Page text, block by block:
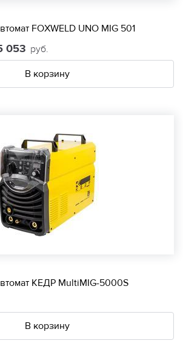
FOXWELD UNO MIG 501
053 руб.
В корзину
КЕДР MultiMIG-5000S
В корзину